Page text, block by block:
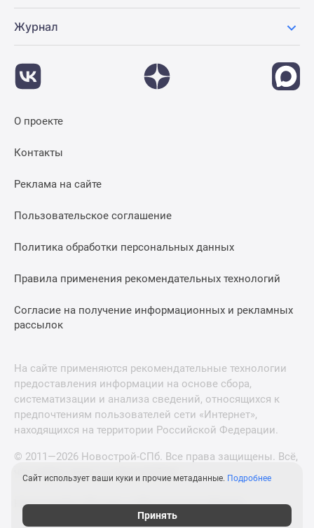
Журнал
О проекте
Контакты
Реклама на сайте
Пользовательское соглашение
Политика обработки персональных данных
Правила применения рекомендательных технологий
Согласие на получение информационных и рекламных
рассылок
На сайте применяются рекомендательные технологии
предоставления информации на основе сбора,
систематизации и анализа сведений, относящихся к
предпочтениям пользователей сети «Интернет»,
находящихся на территории Российской Федерации.
© 2011—2026 Новострой-СПб. Все права защищены. Всё,
что нужно знать о новостройках
Новостройки Москвы и Московской области
Сайт использует ваши куки и прочие метаданные. Подробнее
Принять